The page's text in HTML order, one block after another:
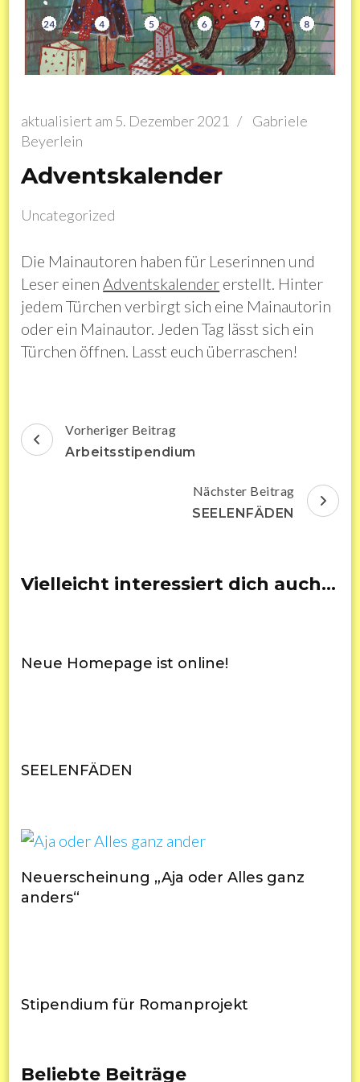
aktualisiert am 5. Dezember 2021 /
Gabriele
Beyerlein
Adventskalender
Uncategorized
Die Mainautoren haben für Leserinnen und
Leser einen Adventskalender erstellt. Hinter
jedem Türchen verbirgt sich eine Mainautorin
oder ein Mainautor. Jeden Tag lässt sich ein
Türchen öffnen. Lasst euch überraschen!
Beitragsnavigation
Vorheriger Beitrag
Arbeitsstipendium
Nächster Beitrag
SEELENFÄDEN
Vielleicht interessiert dich auch…
Neue Homepage ist online!
SEELENFÄDEN
Neuerscheinung „Aja oder Alles ganz
anders“
Stipendium für Romanprojekt
Beliebte Beiträge